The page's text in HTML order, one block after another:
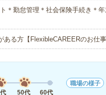
＊勤怠管理＊社会保険手続き＊
ある方【FlexibleCAREERのお仕事
50代 60代
職場の様子